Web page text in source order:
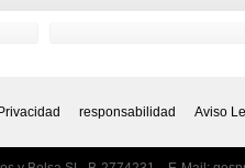
Privacidad responsabilidad Aviso